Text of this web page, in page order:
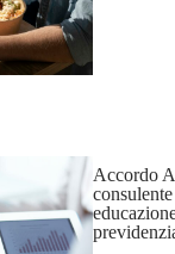
Accordo